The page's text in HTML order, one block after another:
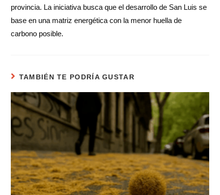
provincia. La iniciativa busca que el desarrollo de San Luis se
base en una matriz energética con la menor huella de
carbono posible.
TAMBIÉN TE PODRÍA GUSTAR